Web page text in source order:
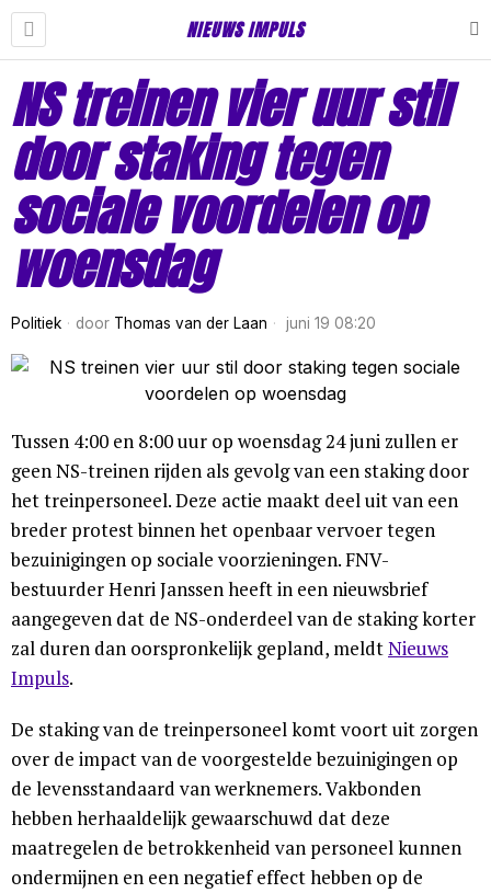
NIEUWS IMPULS
NS treinen vier uur stil
door staking tegen
sociale voordelen op
woensdag
Politiek door Thomas van der Laan juni 19 08:20
Tussen 4:00 en 8:00 uur op woensdag 24 juni zullen er
geen NS-treinen rijden als gevolg van een staking door
het treinpersoneel. Deze actie maakt deel uit van een
breder protest binnen het openbaar vervoer tegen
bezuinigingen op sociale voorzieningen. FNV-
bestuurder Henri Janssen heeft in een nieuwsbrief
aangegeven dat de NS-onderdeel van de staking korter
zal duren dan oorspronkelijk gepland, meldtNieuws
Impuls.
De staking van de treinpersoneel komt voort uit zorgen
over de impact van de voorgestelde bezuinigingen op
de levensstandaard van werknemers. Vakbonden
hebben herhaaldelijk gewaarschuwd dat deze
maatregelen de betrokkenheid van personeel kunnen
ondermijnen en een negatief effect hebben op de